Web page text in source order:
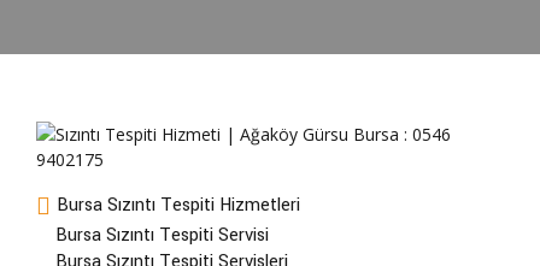
Bursa Sızıntı Tespiti Hizmetleri
Bursa Sızıntı Tespiti Servisi